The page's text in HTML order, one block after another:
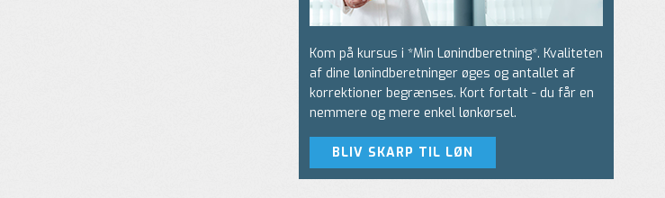
Kom på kursus i *Min Lønindberetning*. Kvaliteten
af dine lønindberetninger øges og antallet af
korrektioner begrænses. Kort fortalt - du får en
nemmere og mere enkel lønkørsel.
BLIV SKARP TIL LØN